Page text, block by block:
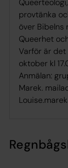
provtänka
över Bibelns
Queerhet
Varför är det
oktober kl
Anmälan:
Marek.